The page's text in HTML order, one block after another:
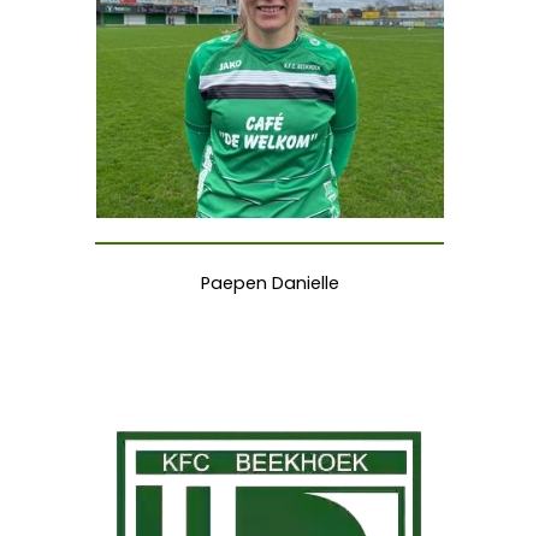
Paepen Danielle